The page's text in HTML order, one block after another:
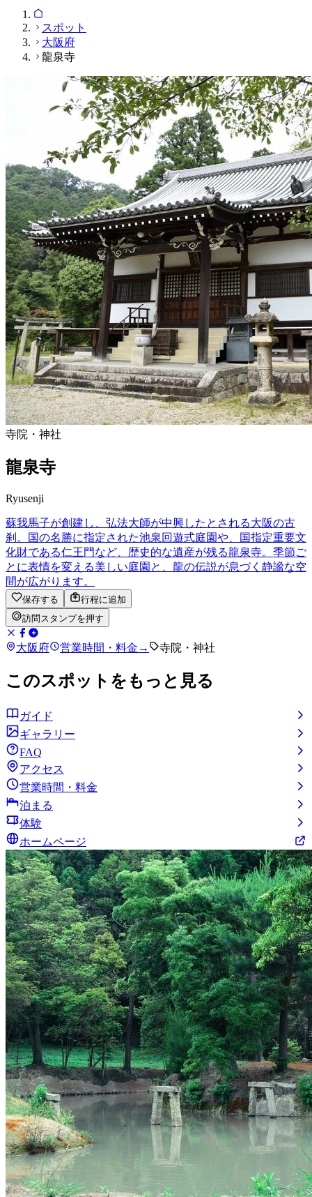
スポット
大阪府
龍泉寺
寺院・神社
龍泉寺
Ryusenji
蘇我馬子が創建し、弘法大師が中興したとされる大阪の古
刹。国の名勝に指定された池泉回遊式庭園や、国指定重要文
化財である仁王門など、歴史的な遺産が残る龍泉寺。季節ご
とに表情を変える美しい庭園と、龍の伝説が息づく静謐な空
間が広がります。
保存する
行程に追加
訪問スタンプを押す
大阪府 営業時間・料金 → 寺院・神社
このスポットをもっと見る
ガイド
ギャラリー
FAQ
アクセス
営業時間・料金
泊まる
体験
ホームページ